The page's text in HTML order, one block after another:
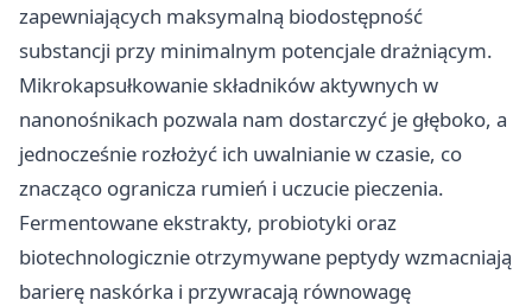
zapewniających maksymalną biodostępność
substancji przy minimalnym potencjale drażniącym.
Mikrokapsułkowanie składników aktywnych w
nanonośnikach pozwala nam dostarczyć je głęboko, a
jednocześnie rozłożyć ich uwalnianie w czasie, co
znacząco ogranicza rumień i uczucie pieczenia.
Fermentowane ekstrakty, probiotyki oraz
biotechnologicznie otrzymywane peptydy wzmacniają
barierę naskórka i przywracają równowagę